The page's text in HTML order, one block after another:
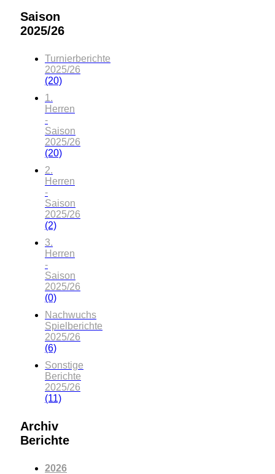
Saison
2025/26
Turnierberichte
2025/26
(20)
1.
Herren
-
Saison
2025/26
(20)
2.
Herren
-
Saison
2025/26
(2)
3.
Herren
-
Saison
2025/26
(0)
Nachwuchs
Spielberichte
2025/26
(6)
Sonstige
Berichte
2025/26
(11)
Archiv
Berichte
2026